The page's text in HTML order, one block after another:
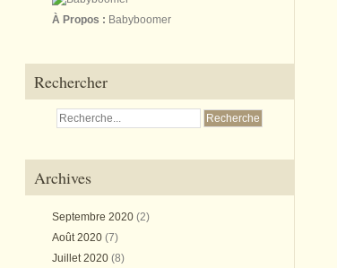
À Propos : Babyboomer
Rechercher
Archives
Septembre 2020 (2)
Août 2020 (7)
Juillet 2020 (8)